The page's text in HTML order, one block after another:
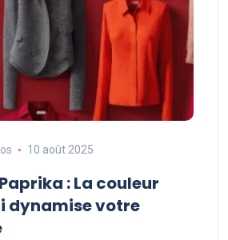
10 août 2025
: La couleur
dynamise votre